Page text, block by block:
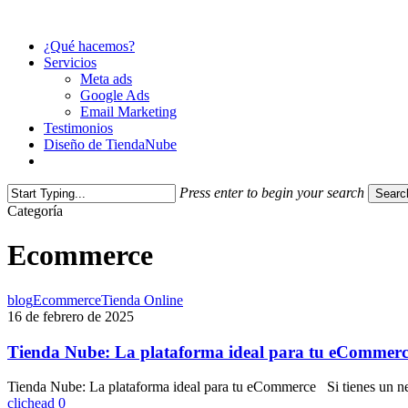
main
content
Menu
¿Qué hacemos?
Servicios
Meta ads
Google Ads
Email Marketing
Testimonios
Diseño de TiendaNube
Press enter to begin your search
Close
Categoría
Ecommerce
Tienda
Nube:
plataforma
ideal
para
tu
blogEcommerceTienda Online
16 de febrero de 2025
Tienda Nube: La plataforma ideal para tu
Tienda Nube: La plataforma ideal para tu eCommerce Si tienes un
clichead 0